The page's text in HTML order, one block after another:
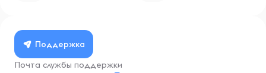
Поддержка
Почта службы поддержки